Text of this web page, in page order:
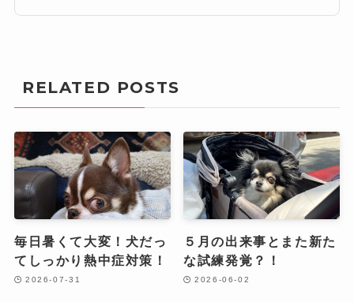
RELATED POSTS
毎日暑くて大変！犬だっ
てしっかり熱中症対策！
2026-07-31
５月の出来事とまた新た
な試練発覚？！
2026-06-02